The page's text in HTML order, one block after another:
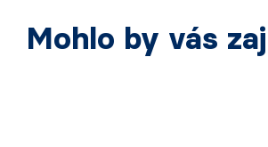
Mohlo by vás